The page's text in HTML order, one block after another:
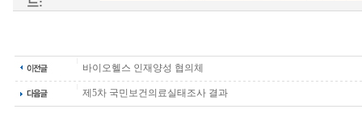
바이오헬스 인재양성 협의체
제5차 국민보건의료실태조사 결과